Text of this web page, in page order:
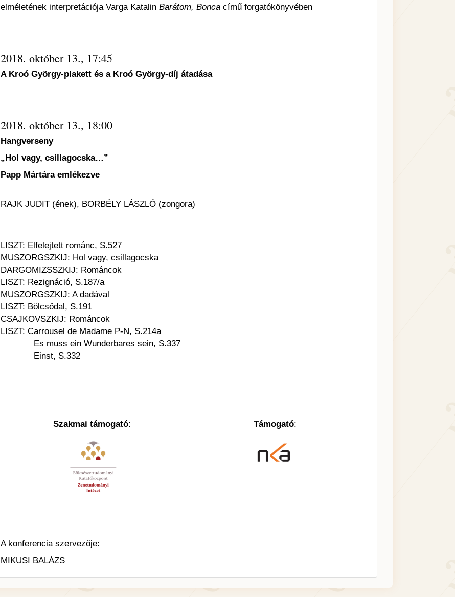
elméletének interpretációja Varga Katalin Barátom, Bonca című forgatókönyvében
2018. október 13., 17:45
A Kroó György-plakett és a Kroó György-díj átadása
2018. október 13., 18:00
Hangverseny
„Hol vagy, csillagocska…”
Papp Mártára emlékezve
RAJK JUDIT (ének), BORBÉLY LÁSZLÓ (zongora)
LISZT: Elfelejtett románc, S.527
MUSZORGSZKIJ: Hol vagy, csillagocska
DARGOMIZSSZKIJ: Románcok
LISZT: Rezignáció, S.187/a
MUSZORGSZKIJ: A dadával
LISZT: Bölcsődal, S.191
CSAJKOVSZKIJ: Románcok
LISZT: Carrousel de Madame P-N, S.214a
Es muss ein Wunderbares sein, S.337
Einst, S.332
Szakmai támogató: Támogató:
A konferencia szervezője:
MIKUSI BALÁZS